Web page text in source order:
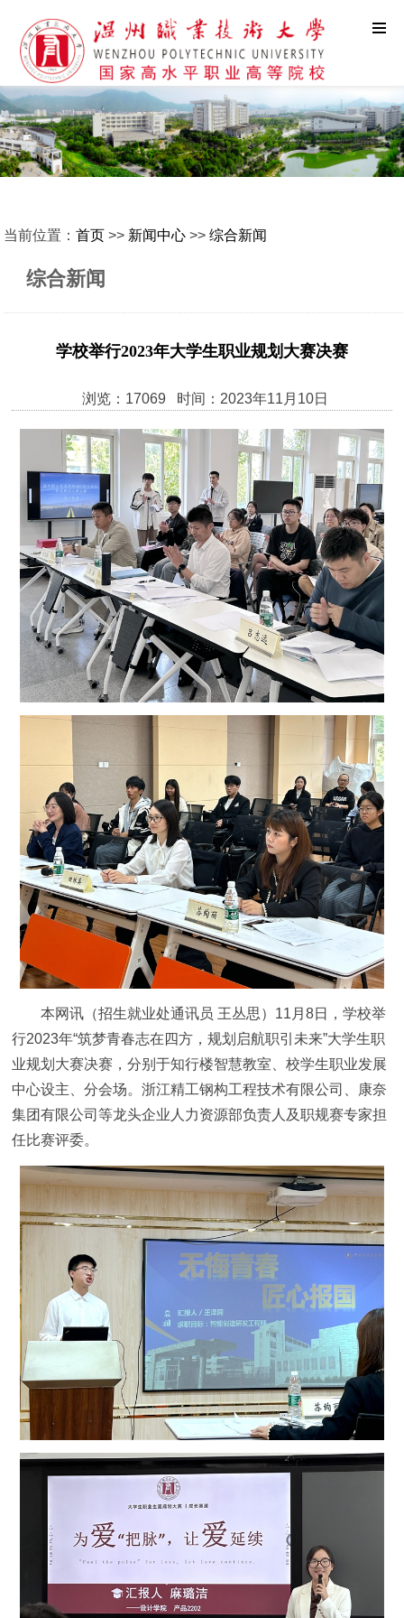
当前位置：首页 >> 新闻中心 >>综合新闻
综合新闻
学校举行2023年大学生职业规划大赛决赛
浏览：17069 时间：2023年11月10日
本网讯（招生就业处通讯员 王丛思）11月8日，学校举
行2023年“筑梦青春志在四方，规划启航职引未来”大学生职
业规划大赛决赛，分别于知行楼智慧教室、校学生职业发展
中心设主、分会场。浙江精工钢构工程技术有限公司、康奈
集团有限公司等龙头企业人力资源部负责人及职规赛专家担
任比赛评委。